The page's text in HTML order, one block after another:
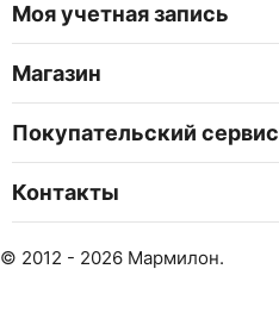
Моя учетная запись
Магазин
Покупательский сервис
Контакты
© 2012 - 2026 Мармилон.